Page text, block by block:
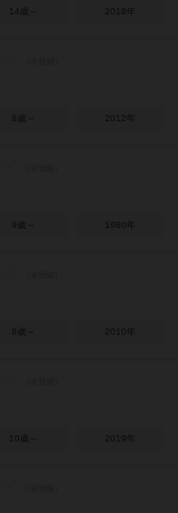
14歳～ 2018年
8歳～ 2012年
9歳～ 1980年
8歳～ 2010年
10歳～ 2019年